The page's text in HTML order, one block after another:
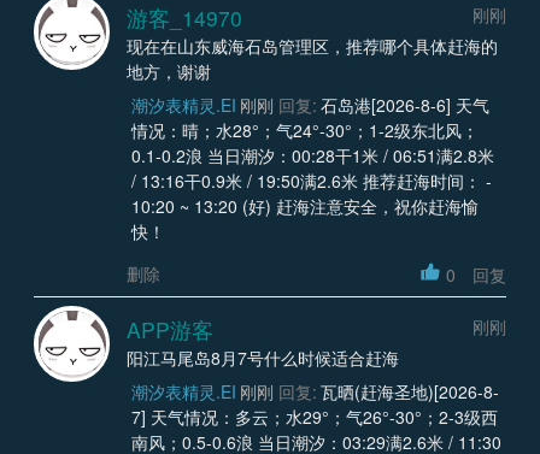
游客_14970
刚刚
现在在山东威海石岛管理区，推荐哪个具体赶海的
地方，谢谢
潮汐表精灵.EI 刚刚 回复: 石岛港[2026-8-6] 天气
情况：晴；水28°；气24°-30°；1-2级东北风；
0.1-0.2浪 当日潮汐：00:28干1米 / 06:51满2.8米
/ 13:16干0.9米 / 19:50满2.6米 推荐赶海时间： -
10:20 ~ 13:20 (好) 赶海注意安全，祝你赶海愉
快！
删除
0 回复
APP游客
刚刚
阳江马尾岛8月7号什么时候适合赶海
潮汐表精灵.EI 刚刚 回复: 瓦晒(赶海圣地)[2026-8-
7] 天气情况：多云；水29°；气26°-30°；2-3级西
南风；0.5-0.6浪 当日潮汐：03:29满2.6米 / 11:30